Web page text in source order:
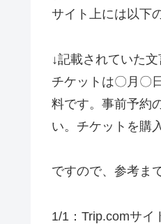
サイト上には以下
↓記載されていた文
チケットは〇月〇
料です。事前予約
い。チケットを購
ですので、参考ま
1/1：Trip.comサイ